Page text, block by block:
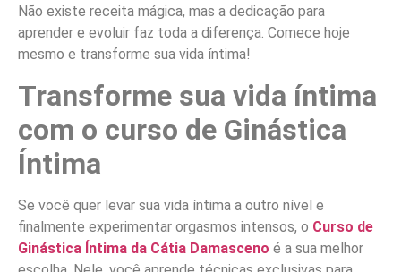
Não existe receita mágica, mas a dedicação para
aprender e evoluir faz toda a diferença. Comece hoje
mesmo e transforme sua vida íntima!
Transforme sua vida íntima
com o curso de Ginástica
Íntima
Se você quer levar sua vida íntima a outro nível e
finalmente experimentar orgasmos intensos, o Curso de
Ginástica Íntima da Cátia Damasceno é a sua melhor